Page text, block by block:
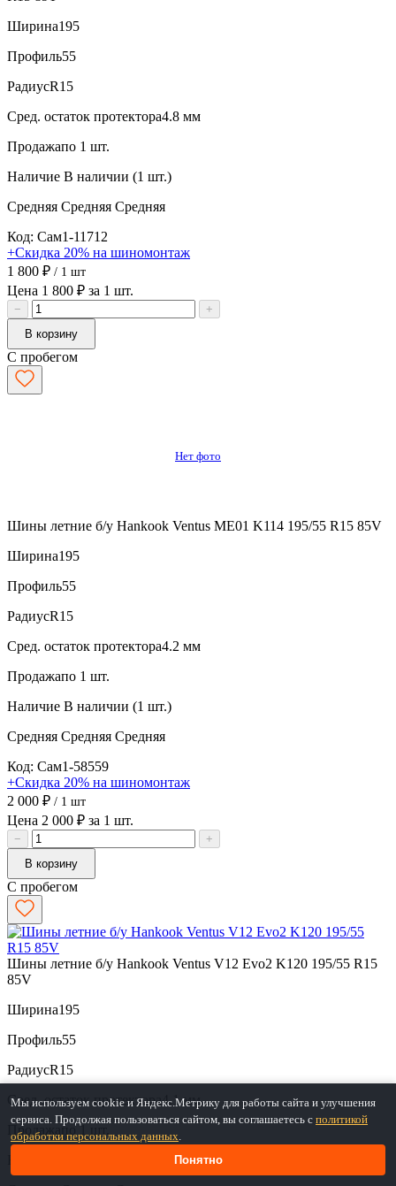
Ширина195
Профиль55
РадиусR15
Сред. остаток протектора4.8 мм
Продажапо 1 шт.
Наличие В наличии (1 шт.)
Средняя Средняя Средняя
Код: Сам1-11712
+Скидка 20% на шиномонтаж
1 800 ₽ / 1 шт
Цена 1 800 ₽ за 1 шт.
−
+
В корзину
С пробегом
Нет фото
Шины летние б/у Hankook Ventus ME01 K114 195/55 R15 85V
Ширина195
Профиль55
РадиусR15
Сред. остаток протектора4.2 мм
Продажапо 1 шт.
Наличие В наличии (1 шт.)
Средняя Средняя Средняя
Код: Сам1-58559
+Скидка 20% на шиномонтаж
2 000 ₽ / 1 шт
Цена 2 000 ₽ за 1 шт.
−
+
В корзину
С пробегом
Шины летние б/у Hankook Ventus V12 Evo2 K120 195/55 R15
85V
Ширина195
Профиль55
РадиусR15
Сред. остаток протектора4.1 мм
Продажа
по 1 шт.
Мы используем cookie и Яндекс.Метрику для работы сайта и улучшения
сервиса. Продолжая пользоваться сайтом, вы соглашаетесь с политикой
обработки персональных данных.
Понятно